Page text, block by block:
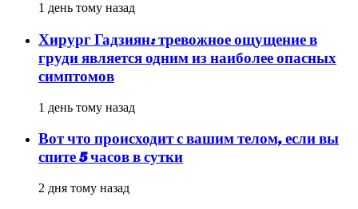
1 день тому назад
Хирург Гадзиян: тревожное ощущение в
груди является одним из наиболее опасных
симптомов
1 день тому назад
Вот что происходит с вашим телом, если вы
спите 5 часов в сутки
2 дня тому назад